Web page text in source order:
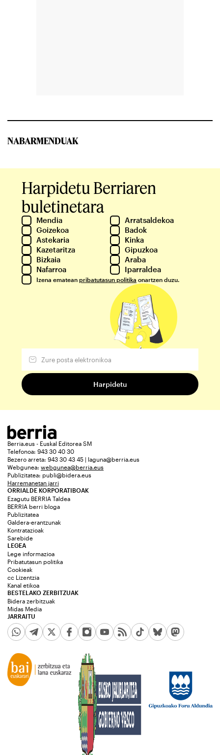
NABARMENDUAK
Harpidetu Berriaren
buletinetara
Mendia
Arratsaldekoa
Goizekoa
Badok
Astekaria
Kinka
Kazetaritza
Gipuzkoa
Bizkaia
Araba
Nafarroa
Iparraldea
Izena ematean pribatutasun politika onartzen duzu.
Berria.eus - Euskal Editorea SM
Telefonoa: 943 30 40 30
Bezero arreta: 943 30 43 45 | laguna@berria.eus
Webgunea: webgunea@berria.eus
Publizitatea: publi@bidera.eus
Harremanetan jarri
ORRIALDE KORPORATIBOAK
Ezagutu BERRIA Taldea
BERRIA berri bloga
Publizitatea
Galdera-erantzunak
Kontratazioak
Sarebide
JARRAITU
LEGEA
Lege informazioa
Pribatutasun politika
Cookieak
cc Lizentzia
Kanal etikoa
BESTELAKO ZERBITZUAK
Bidera zerbitzuak
Midas Media